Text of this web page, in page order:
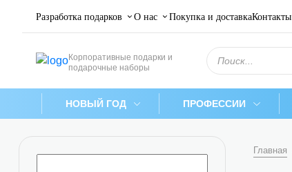
Разработка подарков О нас Покупка и доставкаКонтакты
Корпоративные подарки и
подарочные наборы
Поиск
товаров
НОВЫЙ ГОД ПРОФЕССИИ
Главная